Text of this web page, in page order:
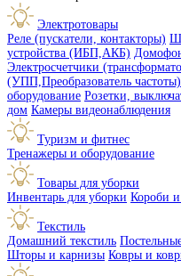
Электротовары
Реле (пускатели, контакторы)
устройства (ИБП,АКБ)
Электросчетчики
(УПП,Преобразователь частоты)
оборудование Розетки,
дом Камеры видеонаблюдения
Туризм и фитнес
Тренажеры и оборудование
Товары для уборки
Инвентарь для уборки Короби
Текстиль
Домашний текстиль
Шторы и карнизы Ковры и